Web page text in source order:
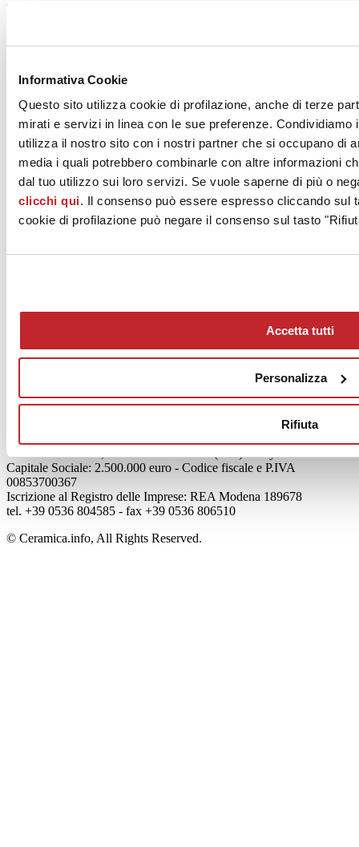
Informativa Cookie
Questo sito utilizza cookie di profilazione, anche di terze
mirati e servizi in linea con le sue preferenze.
utilizza il nostro sito con i nostri partner che si occupano di
media i quali potrebbero combinarle con altre informazioni
dal tuo utilizzo sui loro servizi. Se vuole saperne di più o
clicchi qui. Il consenso può essere espresso cliccando sul
cookie di profilazione può negare il consenso sul tasto
Accetta tutti
Personalizza
Rifiuta
Licenziataria del marchio
Chi siamo
Cookie Policy
Viale Monte Santo, 40 - 41049 Sassuolo (MO) - Italy
Capitale Sociale: 2.500.000 euro - Codice fiscale e P.IVA
00853700367
Iscrizione al Registro delle Imprese: REA Modena 189678
tel. +39 0536 804585 - fax +39 0536 806510
© Ceramica.info, All Rights Reserved.